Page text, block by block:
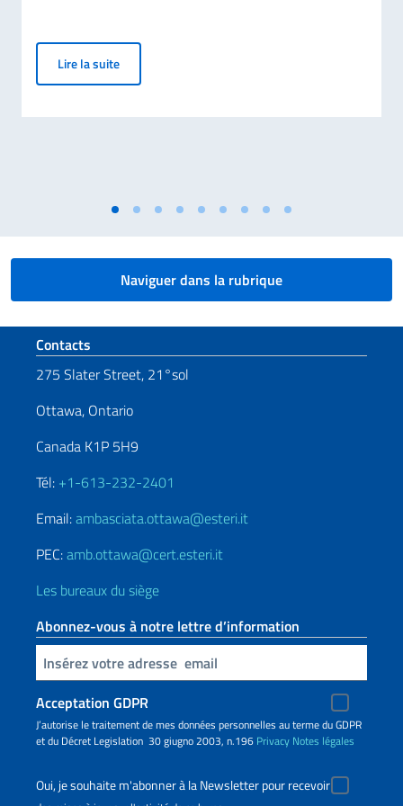
Lire la suiteMontréal accueille la 2ᵉ édition des Journées de la
Naviguer dans la rubrique
Section de pied de page
Contacts
275 Slater Street, 21°sol
Ottawa, Ontario
Canada K1P 5H9
Tél: +1-613-232-2401
Email:ambasciata.ottawa@esteri.it
PEC:amb.ottawa@cert.esteri.it
Les bureaux du siège
Abonnez-vous à notre lettre d’information
Insert your email
Acceptation GDPR
J’autorise le traitement de mes données personnelles au terme du GDPR
et du Décret Legislation 30 giugno 2003, n.196 Privacy Notes légales
Oui, je souhaite m'abonner à la Newsletter pour recevoir